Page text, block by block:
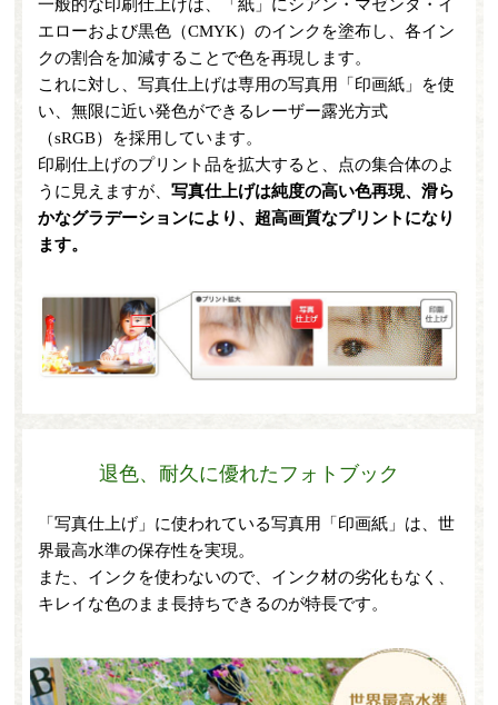
一般的な印刷仕上げは、「紙」にシアン・マゼンタ・イ
エローおよび黒色（CMYK）のインクを塗布し、各イン
クの割合を加減することで色を再現します。
これに対し、写真仕上げは専用の写真用「印画紙」を使
い、無限に近い発色ができるレーザー露光方式
（sRGB）を採用しています。
印刷仕上げのプリント品を拡大すると、点の集合体のよ
うに見えますが、写真仕上げは純度の高い色再現、滑ら
かなグラデーションにより、超高画質なプリントになり
ます。
退色、耐久に優れたフォトブック
「写真仕上げ」に使われている写真用「印画紙」は、世
界最高水準の保存性を実現。
また、インクを使わないので、インク材の劣化もなく、
キレイな色のまま長持ちできるのが特長です。